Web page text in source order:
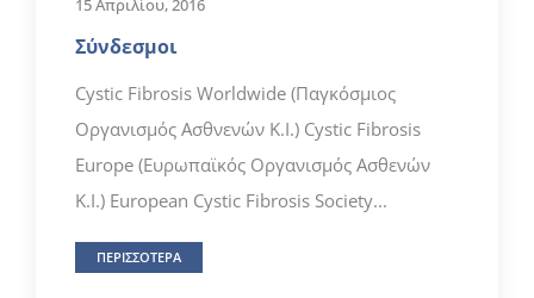
Σύνδεσμοι
Cystic Fibrosis Worldwide (Παγκόσμιος
Οργανισμός Ασθνενών Κ.Ι.) Cystic Fibrosis
Europe (Ευρωπαϊκός Οργανισμός Ασθενών
Κ.Ι.) European Cystic Fibrosis Society...
ΠΕΡΙΣΣΟΤΕΡΑ